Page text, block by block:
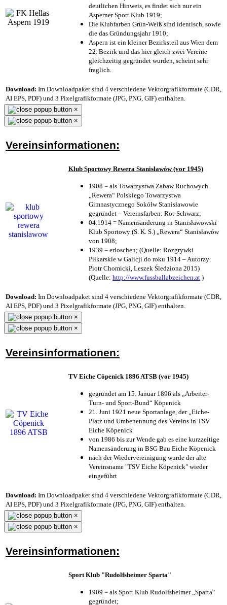
deutlichen Hinweis, es findet sich nur ein
Asperner Sport Klub 1919;
Die Klubfarben Grün-Weiß sind identisch, sowie
die das Gründungsjahr 1910;
Aspern ist ein kleiner Bezirksteil aus Wien dem
22. Bezirk und das hier gleich zwei Vereine
gleichzeitig gegründet wurden, scheint sehr
fraglich.
Download: Im Downloadpaket sind 4 verschiedene Vektorgrafikformate (CDR,
AI EPS, PDF) und 3 Pixelgrafikformate (JPG, PNG, GIF) enthalten.
×
×
Vereinsinformationen:
Klub Sportowy Rewera Stanisławów (vor 1945)
1908 = als Towarzystwa Zabaw Ruchowych
„Rewera“ Polskiego Towarzystwa
Gimnastycznego Sokółw Stanisławowie
gegründet – Vereinsfarben: Rot-Schwarz;
04.1914 = Namensänderung in Stanisławowski
Klub Sportowy (S. K. S.) „Rewera“ Stanisławów
von 1908;
1939 = erloschen; (Quelle: Rozgrywki
Piłkarskie w Galicji do roku 1914 – Autorzy:
Piotr Chomicki, Leszek Śledziona 2015)
(Quelle: http://www.fussballabzeichen.at )
Download: Im Downloadpaket sind 4 verschiedene Vektorgrafikformate (CDR,
AI EPS, PDF) und 3 Pixelgrafikformate (JPG, PNG, GIF) enthalten.
×
×
Vereinsinformationen:
TV Eiche Cöpenick 1896 ATSB (vor 1945)
gegründet am 15. Januar 1896 als „Arbeiter-
Turn- und Sport-Bund“ Köpenick
21. Juni 1921 neue Sportanlage, der „Eiche-
Platz und Umbenennung des Vereins in TSV
Eiche Köpenick
von 1986 bis zur Wende gab es eine kurzzeitige
Namensänderung in BSG Bau Eiche Köpenick
nach der Wiedervereinigung wurde der alte
Vereinsname "TSV Eiche Köpenick" wieder
eingeführt
Download: Im Downloadpaket sind 4 verschiedene Vektorgrafikformate (CDR,
AI EPS, PDF) und 3 Pixelgrafikformate (JPG, PNG, GIF) enthalten.
×
×
Vereinsinformationen:
Sport Klub "Rudolfsheimer Sparta"
1909 = als Sport Klub Rudolfsheimer „Sparta“
gegründet;